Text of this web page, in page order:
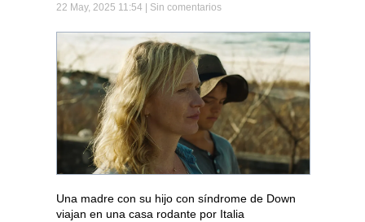
22 May, 2025 11:54 | Sin comentarios
Una madre con su hijo con síndrome de Down
viajan en una casa rodante por Italia